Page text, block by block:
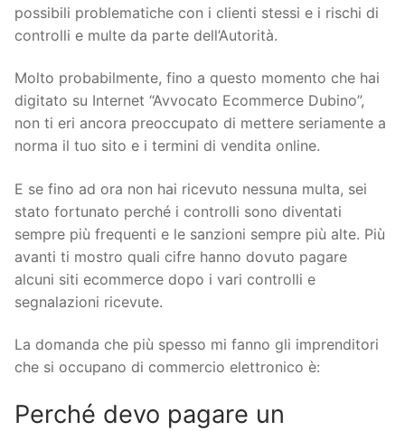
possibili problematiche con i clienti stessi e i rischi di
controlli e multe da parte dell’Autorità.
Molto probabilmente, fino a questo momento che hai
digitato su Internet “Avvocato Ecommerce Dubino”,
non ti eri ancora preoccupato di mettere seriamente a
norma il tuo sito e i termini di vendita online.
E se fino ad ora non hai ricevuto nessuna multa, sei
stato fortunato perché i controlli sono diventati
sempre più frequenti e le sanzioni sempre più alte. Più
avanti ti mostro quali cifre hanno dovuto pagare
alcuni siti ecommerce dopo i vari controlli e
segnalazioni ricevute.
La domanda che più spesso mi fanno gli imprenditori
che si occupano di commercio elettronico è:
Perché devo pagare un